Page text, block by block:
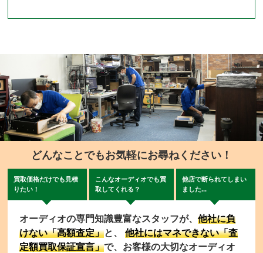
どんなことでもお気軽にお尋ねください！
買取価格だけでも見積
りたい！
こんなオーディオでも買
取してくれる？
他店で断られてしまい
ました...
オーディオの専門知識豊富なスタッフが、他社に負
けない「高額査定」と、
他社にはマネできない「査
定額買取保証宣言」で、お客様の大切なオーディオ